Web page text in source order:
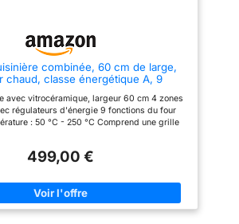
combinée, 60 cm de large,
chaud, classe énergétique A, 9
avec plaque vitrocéramique, set de
cuisine EHBC
avec vitrocéramique, largeur 60 cm 4 zones
régulateurs d'énergie 9 fonctions du four
: 50 °C - 250 °C Comprend une grille
499,00 €